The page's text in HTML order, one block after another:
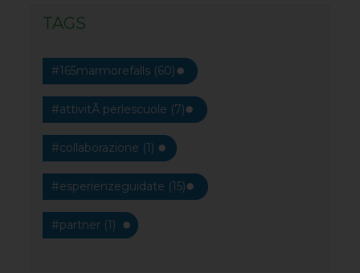
TAGS
#165marmorefalls (60)
#attivitÃ perlescuole (7)
#collaborazione (1)
#esperienzeguidate (15)
#partner (1)